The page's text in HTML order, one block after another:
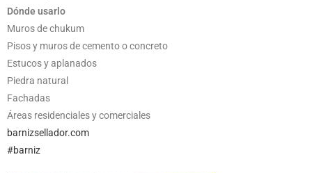
Dónde usarlo
Muros de chukum
Pisos y muros de cemento o concreto
Estucos y aplanados
Piedra natural
Fachadas
Áreas residenciales y comerciales
barnizsellador.com
#barniz